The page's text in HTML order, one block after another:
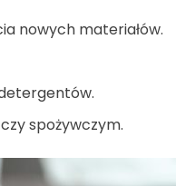
nowych materiałów.
spożywczym.